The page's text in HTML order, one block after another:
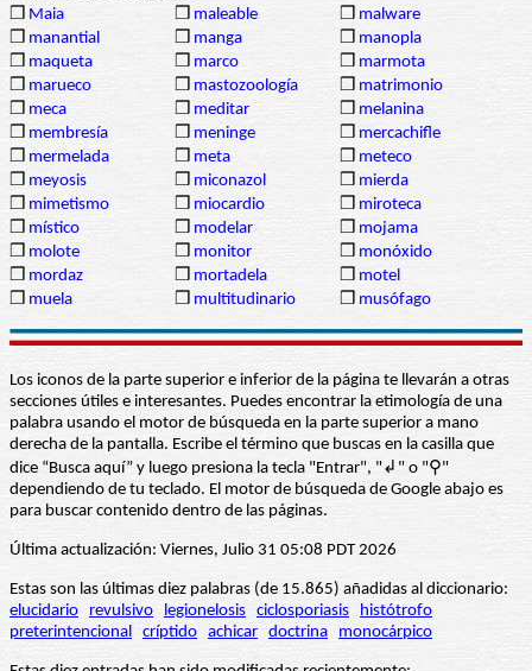
❒ Maia ❒ maleable ❒ malware
❒ manantial ❒ manga ❒ manopla
❒ maqueta ❒ marco ❒ marmota
❒ marueco ❒ mastozoología ❒ matrimonio
❒ meca ❒ meditar ❒ melanina
❒ membresía ❒ meninge ❒ mercachifle
❒ mermelada ❒ meta ❒ meteco
❒ meyosis ❒ miconazol ❒ mierda
❒ mimetismo ❒ miocardio ❒ miroteca
❒ místico ❒ modelar ❒ mojama
❒ molote ❒ monitor ❒ monóxido
❒ mordaz ❒ mortadela ❒ motel
❒ muela ❒ multitudinario ❒ musófago
Los iconos de la parte superior e inferior de la página te llevarán a otras
secciones útiles e interesantes. Puedes encontrar la etimología de una
palabra usando el motor de búsqueda en la parte superior a mano
derecha de la pantalla. Escribe el término que buscas en la casilla que
dice “Busca aquí” y luego presiona la tecla "Entrar", "↲" o "⚲"
dependiendo de tu teclado. El motor de búsqueda de Google abajo es
para buscar contenido dentro de las páginas.
Última actualización: Viernes, Julio 31 05:08 PDT 2026
Estas son las últimas diez palabras (de 15.865) añadidas al diccionario:
elucidario
revulsivo legionelosis ciclosporiasis
histótrofo
preterintencional críptido achicar doctrina monocárpico